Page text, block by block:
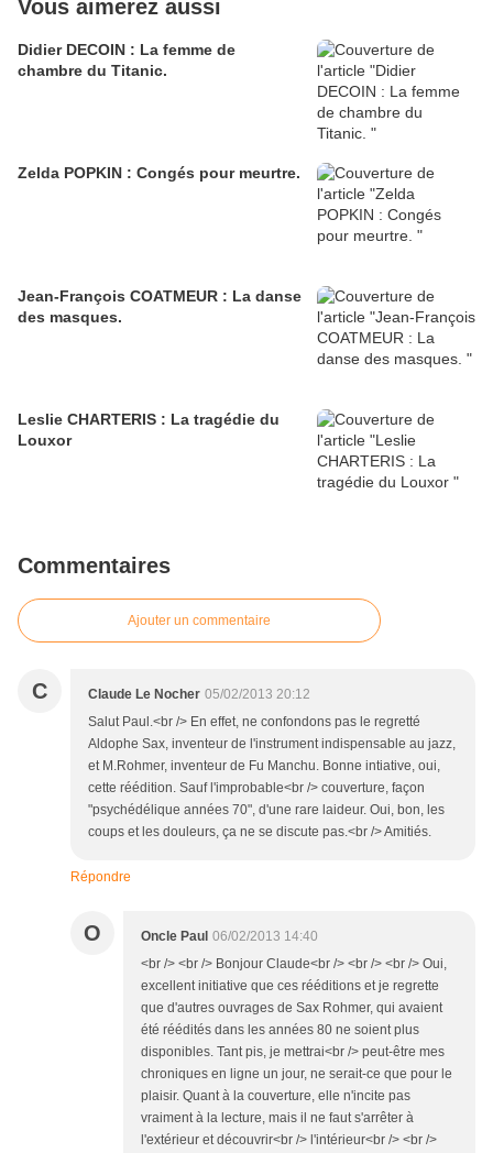
Vous aimerez aussi
Didier DECOIN : La femme de
chambre du Titanic.
Zelda POPKIN : Congés pour meurtre.
Jean-François COATMEUR : La danse
des masques.
Leslie CHARTERIS : La tragédie du
Louxor
Commentaires
Ajouter un commentaire
C Claude Le Nocher 05/02/2013 20:12
Salut Paul.<br /> En effet, ne confondons pas le regretté
Aldophe Sax, inventeur de l'instrument indispensable au jazz,
et M.Rohmer, inventeur de Fu Manchu. Bonne intiative, oui,
cette réédition. Sauf l'improbable<br /> couverture, façon
"psychédélique années 70", d'une rare laideur. Oui, bon, les
coups et les douleurs, ça ne se discute pas.<br /> Amitiés.
Répondre
O Oncle Paul 06/02/2013 14:40
<br /> <br /> Bonjour Claude<br /> <br /> <br /> Oui,
excellent initiative que ces rééditions et je regrette
que d'autres ouvrages de Sax Rohmer, qui avaient
été réédités dans les années 80 ne soient plus
disponibles. Tant pis, je mettrai<br /> peut-être mes
chroniques en ligne un jour, ne serait-ce que pour le
plaisir. Quant à la couverture, elle n'incite pas
vraiment à la lecture, mais il ne faut s'arrêter à
l'extérieur et découvrir<br /> l'intérieur<br /> <br />